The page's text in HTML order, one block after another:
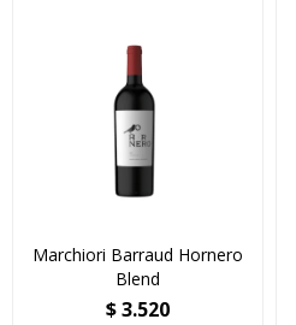
Marchiori Barraud Hornero
Blend
$3.520